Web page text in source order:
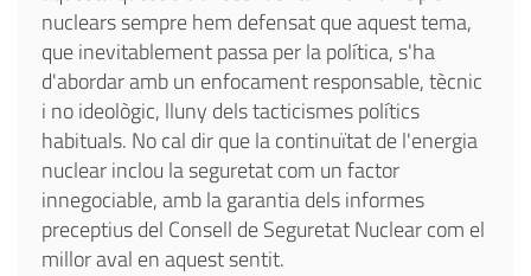
nuclears sempre hem defensat que aquest tema,
que inevitablement passa per la política, s'ha
d'abordar amb un enfocament responsable, tècnic
i no ideològic, lluny dels tacticismes polítics
habituals. No cal dir que la continuïtat de l'energia
nuclear inclou la seguretat com un factor
innegociable, amb la garantia dels informes
preceptius del Consell de Seguretat Nuclear com el
millor aval en aquest sentit.